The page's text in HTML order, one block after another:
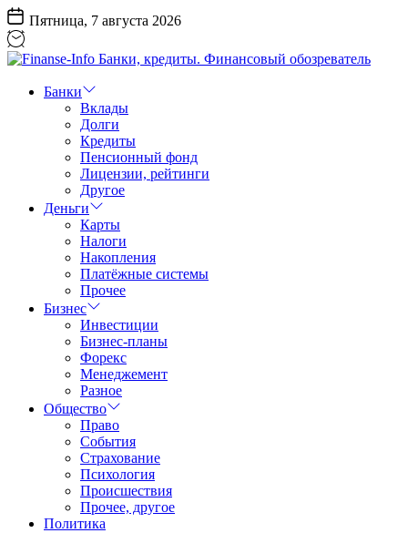
Перейти
к
содержанию
Пятница, 7 августа 2026
Info
Финансовый
обозреватель
Банки
Вклады
Долги
Кредиты
Пенсионный фонд
Лицензии, рейтинги
Другое
Деньги
Карты
Налоги
Накопления
Платёжные системы
Прочее
Бизнес
Инвестиции
Бизнес-планы
Форекс
Менеджемент
Разное
Общество
Право
События
Страхование
Психология
Происшествия
Прочее, другое
Политика